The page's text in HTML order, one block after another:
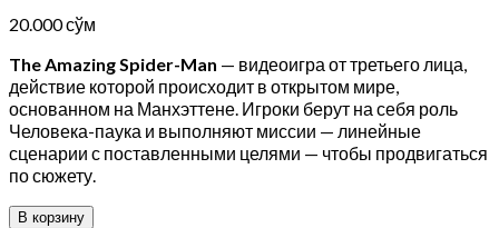
20.000сўм
The Amazing Spider-Man — видеоигра от третьего лица,
действие которой происходит в открытом мире,
основанном на Манхэттене. Игроки берут на себя роль
Человека-паука и выполняют миссии — линейные
сценарии с поставленными целями — чтобы продвигаться
по сюжету.
В корзину